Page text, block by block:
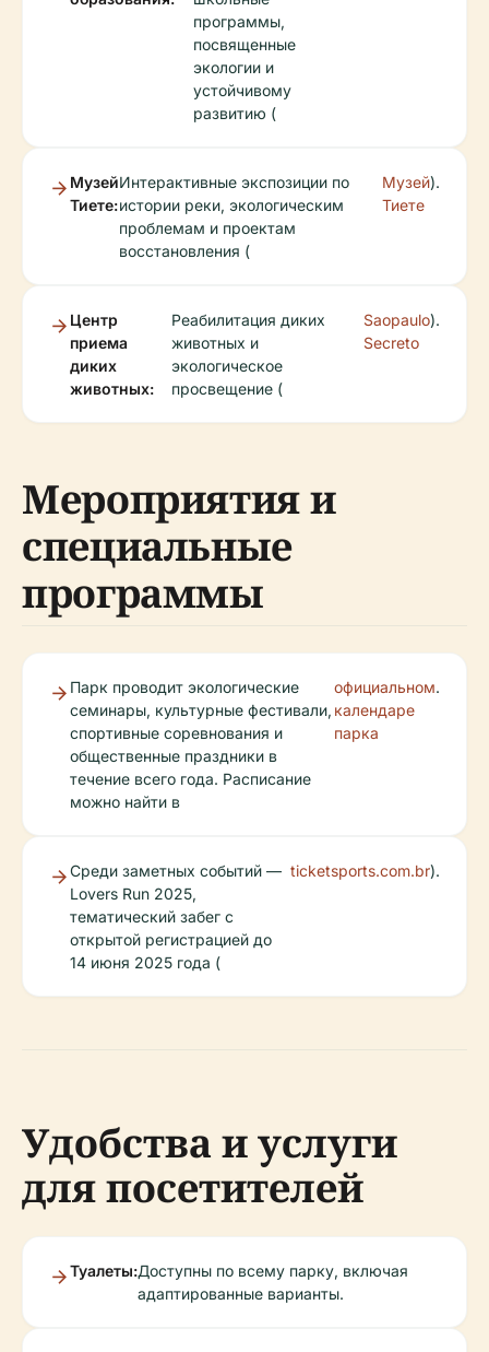
программы,
посвященные
экологии и
устойчивому
развитию (
Музей
Тиете:
Интерактивные экспозиции по
истории реки, экологическим
проблемам и проектам
восстановления (
Музей
Тиете
).
Центр
приема
диких
животных:
Реабилитация диких
животных и
экологическое
просвещение (
Saopaulo
Secreto
).
Мероприятия и
специальные
программы
Парк проводит экологические
семинары, культурные фестивали,
спортивные соревнования и
общественные праздники в
течение всего года. Расписание
можно найти в
официальном
календаре
парка
.
Среди заметных событий —
Lovers Run 2025,
тематический забег с
открытой регистрацией до
14 июня 2025 года (
ticketsports.com.br).
Удобства и услуги
для посетителей
Туалеты:Доступны по всему парку, включая
адаптированные варианты.